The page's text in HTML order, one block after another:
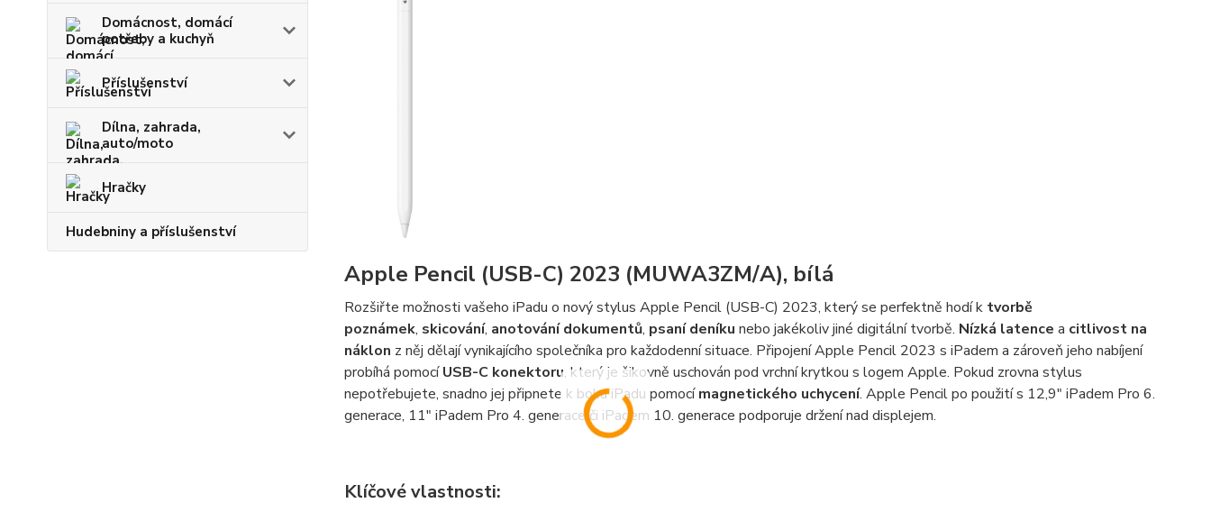
Domácnost, domácí
potřeby a kuchyň
Příslušenství
Dílna, zahrada,
auto/moto
Hračky
Hudebniny a příslušenství
Apple Pencil (USB-C) 2023 (MUWA3ZM/A), bílá
Rozšiřte možnosti vašeho iPadu o nový stylus Apple Pencil (USB-C) 2023, který se perfektně hodí k tvorbě
poznámek, skicování, anotování dokumentů, psaní deníku nebo jakékoliv jiné digitální tvorbě. Nízká latence a citlivost na
náklon z něj dělají vynikajícího společníka pro každodenní situace. Připojení Apple Pencil 2023 s iPadem a zároveň jeho nabíjení
probíhá pomocíUSB-C konektoru, který je šikovně uschován pod vrchní krytkou s logem Apple. Pokud zrovna stylus
nepotřebujete, snadno jej připnete k boku iPadu pomocímagnetického uchycení. Apple Pencil po použití s 12,9" iPadem Pro 6.
generace, 11" iPadem Pro 4. generace či iPadem 10. generace podporuje držení nad displejem.
Klíčové vlastnosti: